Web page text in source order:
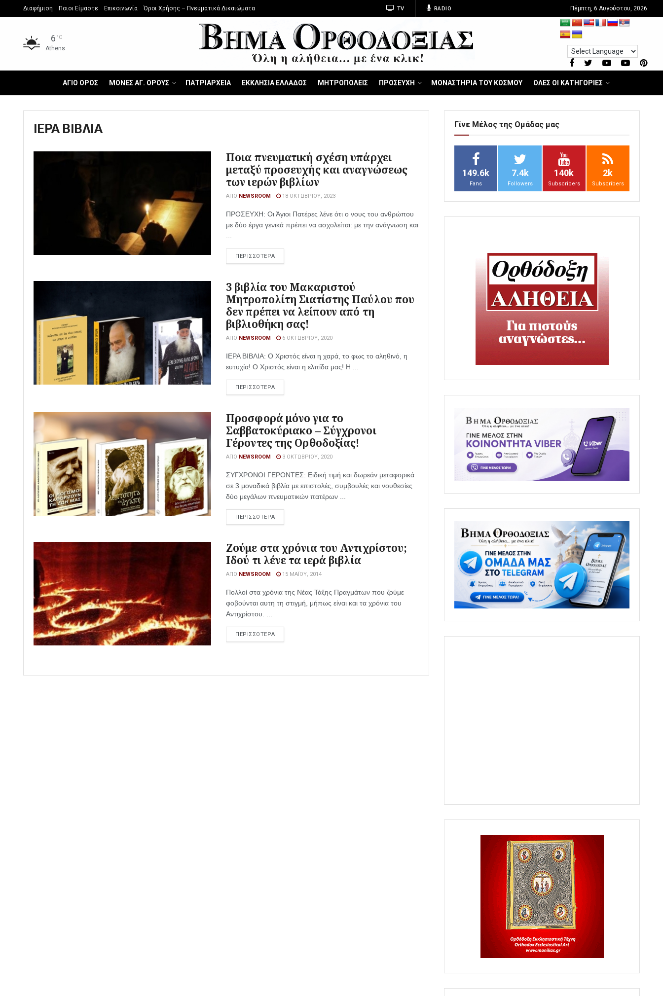
Διαφήμιση Ποιοι Είμαστε Επικοινωνία Όροι Χρήσης – Πνευματικά Δικαιώματα TV RADIO Πέμπτη, 6 Αυγούστου, 2026
6 °C
Athens
ΑΓΙΟ ΟΡΟΣ ΜΟΝΕΣ ΑΓ. ΟΡΟΥΣ ΠΑΤΡΙΑΡΧΕΙΑ ΕΚΚΛΗΣΙΑ ΕΛΛΑΔΟΣ ΜΗΤΡΟΠΟΛΕΙΣ ΠΡΟΣΕΥΧΗ ΜΟΝΑΣΤΗΡΙΑ ΤΟΥ ΚΟΣΜΟΥ ΟΛΕΣ ΟΙ ΚΑΤΗΓΟΡΙΕΣ
ΙΕΡΑ ΒΙΒΛΙΑ
Ποια πνευματική σχέση υπάρχει
μεταξύ προσευχής και αναγνώσεως
των ιερών βιβλίων
ΑΠΌ NEWSROOM 18 ΟΚΤΩΒΡΊΟΥ, 2023
ΠΡΟΣΕΥΧΗ: Οι Άγιοι Πατέρες λένε ότι ο νους του ανθρώπου
με δύο έργα γενικά πρέπει να ασχολείται: με την ανάγνωση και
ΠΕΡΙΣΣΟΤΕΡΑ
3 βιβλία του Μακαριστού
Μητροπολίτη Σιατίστης Παύλου που
δεν πρέπει να λείπουν από τη
βιβλιοθήκη σας!
ΑΠΌ NEWSROOM 6 ΟΚΤΩΒΡΊΟΥ, 2020
ΙΕΡΑ ΒΙΒΛΙΑ: Ο Χριστός είναι η χαρά, το φως το αληθινό, η
ευτυχία! Ο Χριστός είναι η ελπίδα μας! Η ...
ΠΕΡΙΣΣΟΤΕΡΑ
Προσφορά μόνο για το
Σαββατοκύριακο – Σύγχρονοι
Γέροντες της Ορθοδοξίας!
ΑΠΌ NEWSROOM 3 ΟΚΤΩΒΡΊΟΥ, 2020
ΣΥΓΧΡΟΝΟΙ ΓΕΡΟΝΤΕΣ: Ειδική τιμή και δωρεάν μεταφορικά
σε 3 μοναδικά βιβλία με επιστολές, συμβουλές και νουθεσίες
δύο μεγάλων πνευματικών πατέρων ...
ΠΕΡΙΣΣΟΤΕΡΑ
Ζούμε στα χρόνια του Αντιχρίστου;
Ιδού τι λένε τα ιερά βιβλία
ΑΠΌ NEWSROOM 15 ΜΑΪ́ΟΥ, 2014
Πολλοί στα χρόνια της Νέας Τάξης Πραγμάτων που ζούμε
φοβούνται αυτη τη στιγμή, μήπως είναι και τα χρόνια του
Αντιχρίστου. ...
ΠΕΡΙΣΣΟΤΕΡΑ
Γίνε Μέλος της Ομάδας μας
149.6k
Fans
7.4k
Followers
140k
Subscribers
2k
Subscribers